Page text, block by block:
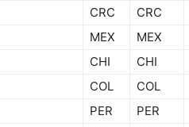
CRC CRC
MEX MEX
CHI CHI
COL COL
PER PER